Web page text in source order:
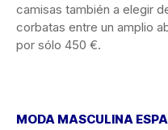
camisas también a elegir
corbatas entre un amplio
por sólo 450 €.
MODA MASCULINA